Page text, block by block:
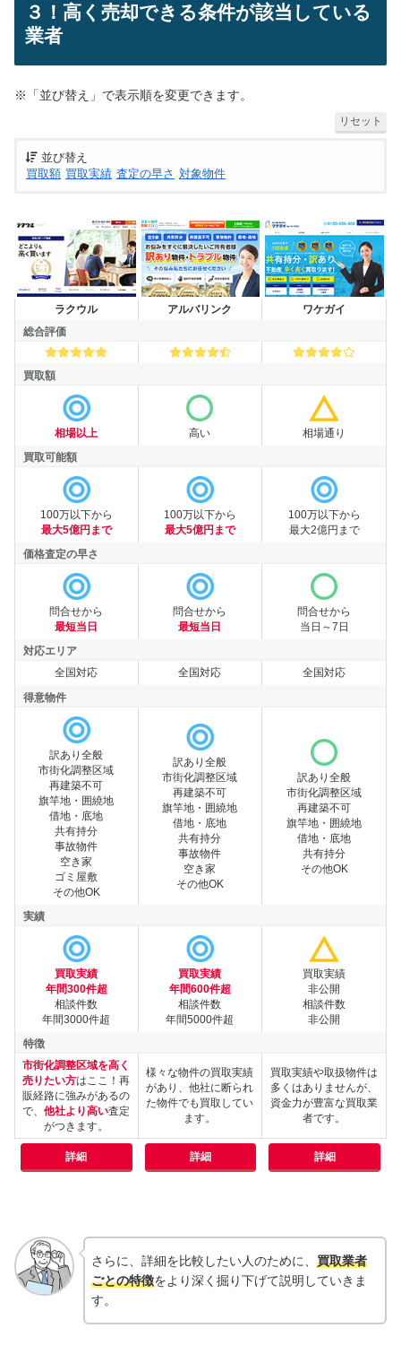
３！高く売却できる条件が該当している
業者
※「並び替え」で表示順を変更できます。
リセット
並び替え
買取額 買取実績 査定の早さ 対象物件
買取業者
総合評価
総合評価
買取額
買取可能額
買取可能額
価格査定の早さ
価格査定の早さ
対応エリア
対応エリア
得意物件
得意物件
実績
特徴
特徴
ラクウル
相場以上
100万以下から
最大5億円まで
問合せから
最短当日
全国対応
訳あり全般
市街化調整区域
再建築不可
旗竿地・囲繞地
借地・底地
共有持分
事故物件
空き家
ゴミ屋敷
その他OK
買取実績
年間300件超
相談件数
年間3000件超
市街化調整区域を高く
売りたい方はここ！再
販経路に強みがあるの
で、他社より高い査定
がつきます。
詳細
アルバリンク
高い
100万以下から
最大5億円まで
問合せから
最短当日
全国対応
訳あり全般
市街化調整区域
再建築不可
旗竿地・囲繞地
借地・底地
共有持分
事故物件
空き家
その他OK
買取実績
年間600件超
相談件数
年間5000件超
様々な物件の買取実績
があり、他社に断られ
た物件でも買取してい
ます。
詳細
ワケガイ
相場通り
100万以下から
最大2億円まで
問合せから
当日～7日
全国対応
訳あり全般
市街化調整区域
再建築不可
旗竿地・囲繞地
借地・底地
共有持分
その他OK
買取実績
非公開
相談件数
非公開
買取実績や取扱物件は
多くはありませんが、
資金力が豊富な買取業
者です。
詳細
さらに、詳細を比較したい人のために、 買取業者
ごとの特徴をより深く掘り下げて説明していきま
す。